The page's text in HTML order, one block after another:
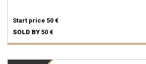
Start price 50 €
SOLD BY 50 €